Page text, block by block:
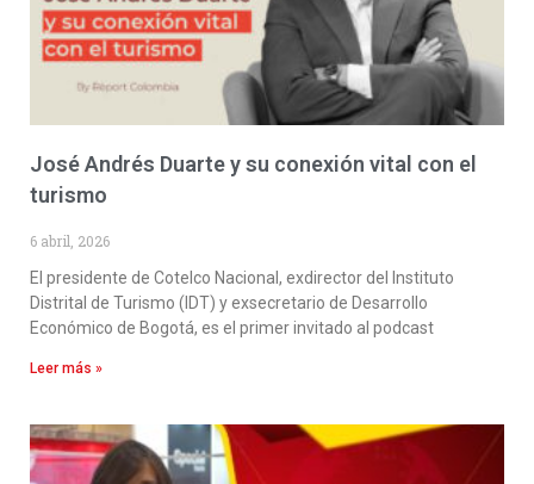
José Andrés Duarte y su conexión vital con el
turismo
6 abril, 2026
El presidente de Cotelco Nacional, exdirector del Instituto
Distrital de Turismo (IDT) y exsecretario de Desarrollo
Económico de Bogotá, es el primer invitado al podcast
Leer más »